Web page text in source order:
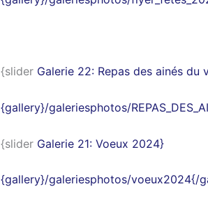
{slider Galerie 22: Repas des ainés du
{gallery}/galeriesphotos/
{slider Galerie 21: Voeux 2024}
{gallery}/galeriesphotos/voeux2024{/